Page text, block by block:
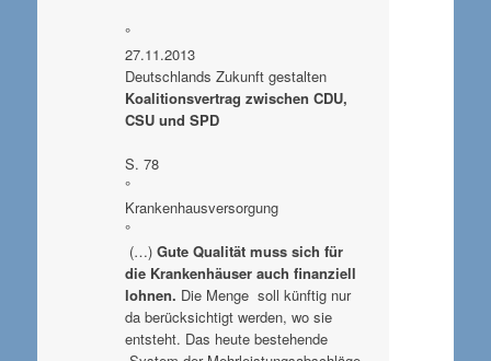
°
27.11.2013
Deutschlands Zukunft gestalten
Koalitionsvertrag zwischen CDU,
CSU und SPD
S. 78
°
Krankenhausversorgung
°
(…) Gute Qualität muss sich für
die Krankenhäuser auch finanziell
lohnen. Die Menge soll künftig nur
da berücksichtigt werden, wo sie
entsteht. Das heute bestehende